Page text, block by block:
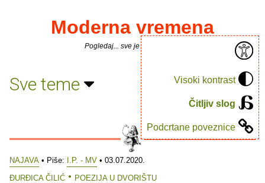
Visoki kontrast
Čitljiv slog
Podcrtane poveznice
Moderna vremena
Pogledaj... sve je puno knjiga.
Sve teme
NAJAVA • Piše: I.P. - MV • 03.07.2020.
ĐURĐICA ČILIĆ
POEZIJA U DVORIŠTU